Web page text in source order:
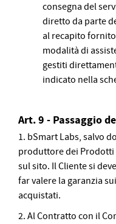
consegna del
diretto da parte
al recapito
modalità di
gestiti
indicato nella
Art. 9 - Passaggio
1. bSmart Labs, salvo
produttore dei
sul sito. Il Cliente si
far valere la garanzia
acquistati.
2. Al Contratto con il